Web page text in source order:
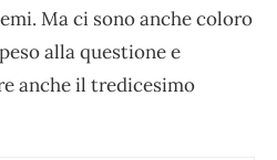
Ma ci sono anche coloro
alla questione e
anche il tredicesimo